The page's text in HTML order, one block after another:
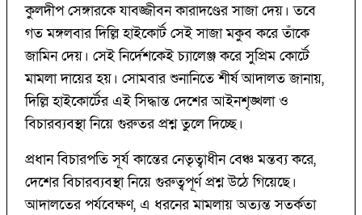
কুলদীপ সেঙ্গারকে যাবজ্জীবন কারাদণ্ডের সাজা দেয়। তবে
গত মঙ্গলবার দিল্লি হাইকোর্ট সেই সাজা মকুব করে তাঁকে
জামিন দেয়। সেই নির্দেশকেই চ্যালেঞ্জ করে সুপ্রিম কোর্টে
মামলা দায়ের হয়। সোমবার শুনানিতে শীর্ষ আদালত জানায়,
দিল্লি হাইকোর্টের এই সিদ্ধান্ত দেশের আইনশৃঙ্খলা ও
বিচারব্যবস্থা নিয়ে গুরুতর প্রশ্ন তুলে দিচ্ছে।
প্রধান বিচারপতি সূর্য কান্তের নেতৃত্বাধীন বেঞ্চ মন্তব্য করে,
দেশের বিচারব্যবস্থা নিয়ে গুরুত্বপূর্ণ প্রশ্ন উঠে গিয়েছে।
আদালতের পর্যবেক্ষণ, এ ধরনের মামলায় অত্যন্ত সতর্কতা